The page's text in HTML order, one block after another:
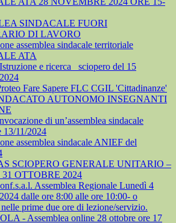
SINDACALE FUORI
DI LAVORO
assemblea sindacale territoriale
ATA
e ricerca_ sciopero del 15
Fare Sapere FLC CGIL 'Cittadinanze'
AUTONOMO INSEGNANTI
di un’assemblea sindacale
13/11/2024
assemblea sindacale ANIEF del
SCIOPERO GENERALE UNITARIO –
OTTOBRE 2024
Assemblea Regionale Lunedì 4
dalle ore 8:00 alle ore 10:00- o
prime due ore di lezione/servizio.
- Assemblea online 28 ottobre ore 17